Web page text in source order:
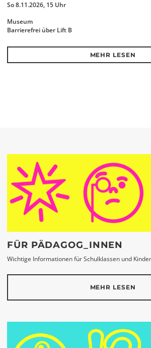
So 8.11.2026, 15 Uhr
Museum
Barrierefrei über Lift B
MEHR LESEN
FÜR PÄDAGOG_INNEN
Wichtige Informationen für Schulklassen und
MEHR LESEN